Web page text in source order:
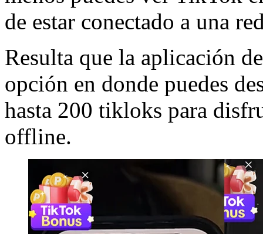
de estar conectado a una
Resulta que la aplicación
opción en donde puedes
hasta 200 tikloks para
offline.